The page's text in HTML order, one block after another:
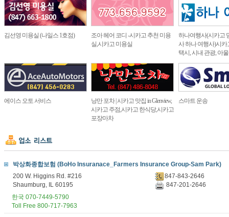
김선영 미용실 (나일스 1호점)
조아 헤어 코디 -시카고 추천 미용
실,시카고 미용실
하나여행사(시카고
사 하나 여행사)시카
택시, 시내 관광, 아
에이스 오토 서비스
낭만 포차 | 시카고 맛집 in Glenview,
시카고 주점,시카고 한식당,시카고
포장마차
스마트 운송
박상화종합보험 (BoHo Insuranace_Farmers Insurance Group-Sam Park)
200 W. Higgins Rd. #216
Shaumburg, IL 60195
847-843-2646
847-201-2646
한국 070-7449-5790
Toll Free 800-717-7963